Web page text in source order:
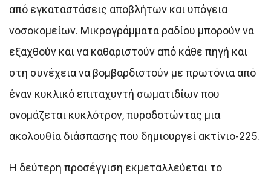
από εγκαταστάσεις αποβλήτων και υπόγεια
νοσοκομείων. Μικρογράμματα ραδίου μπορούν να
εξαχθούν και να καθαριστούν από κάθε πηγή και
στη συνέχεια να βομβαρδιστούν με πρωτόνια από
έναν κυκλικό επιταχυντή σωματιδίων που
ονομάζεται κυκλότρον, πυροδοτώντας μια
ακολουθία διάσπασης που δημιουργεί ακτίνιο-225.
Η δεύτερη προσέγγιση εκμεταλλεύεται το